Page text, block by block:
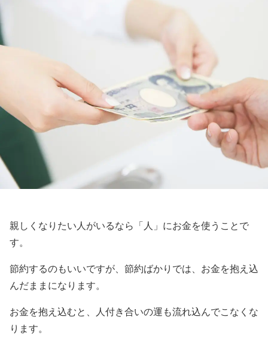
親しくなりたい人がいるなら「人」にお金を使うことで
す。
節約するのもいいですが、節約ばかりでは、お金を抱え込
んだままになります。
お金を抱え込むと、人付き合いの運も流れ込んでこなくな
ります。